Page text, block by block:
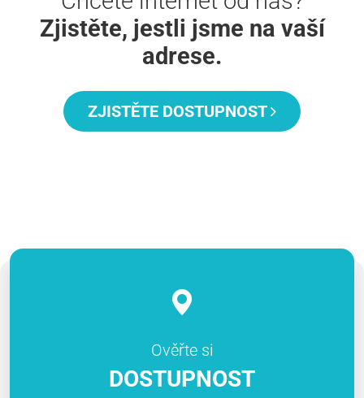
Zjistěte, jestli jsme na vaší
adrese.
ZJISTĚTE DOSTUPNOST
Ověřte si
DOSTUPNOST